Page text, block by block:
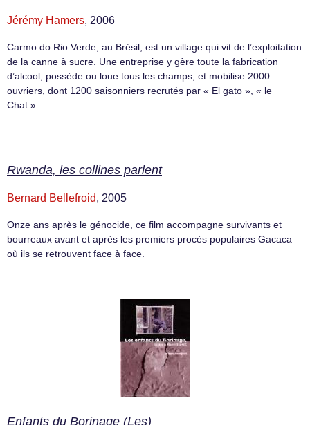
Jérémy Hamers, 2006
Carmo do Rio Verde, au Brésil, est un village qui vit de l’exploitation
de la canne à sucre. Une entreprise y gère toute la fabrication
d’alcool, possède ou loue tous les champs, et mobilise 2000
ouvriers, dont 1200 saisonniers recrutés par « El gato », « le
Chat »
Rwanda, les collines parlent
Bernard Bellefroid, 2005
Onze ans après le génocide, ce film accompagne survivants et
bourreaux avant et après les premiers procès populaires Gacaca
où ils se retrouvent face à face.
Enfants du Borinage (Les)